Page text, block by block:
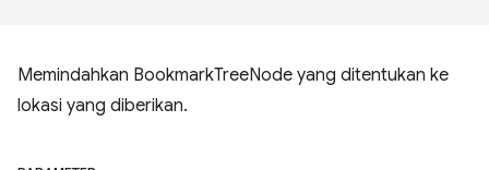
Memindahkan BookmarkTreeNode yang ditentukan ke
lokasi yang diberikan.